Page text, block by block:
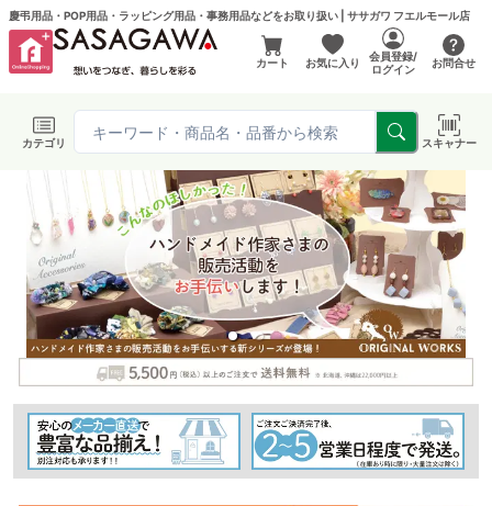
慶弔用品・POP用品・ラッピング用品・事務用品などをお取り扱い | ササガワ フエルモール店
カート お気に入り
会員登録/
ログイン
お問合せ
カテゴリ スキャナー